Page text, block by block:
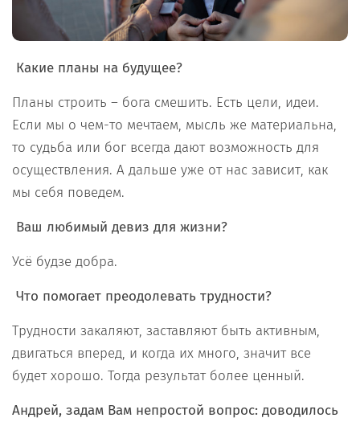
Какие планы на будущее?
Планы строить – бога смешить. Есть цели, идеи.
Если мы о чем-то мечтаем, мысль же материальна,
то судьба или бог всегда дают возможность для
осуществления. А дальше уже от нас зависит, как
мы себя поведем.
Ваш любимый девиз для жизни?
Усё будзе добра.
Что помогает преодолевать трудности?
Трудности закаляют, заставляют быть активным,
двигаться вперед, и когда их много, значит все
будет хорошо. Тогда результат более ценный.
Андрей, задам Вам непростой вопрос: доводилось